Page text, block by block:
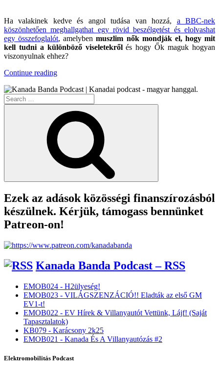
Ha valakinek kedve és angol tudása van hozzá, a BBC-nek
köszönhetően meghallgathat egy rövid beszélgetést és elolvashat
egy összefoglalót, amelybenmuszlim nők mondják el, hogy mit
kell tudni a különböző viseletekrőlés hogy Ők maguk hogyan
viszonyulnak ehhez?
Continue reading“Agyarország
Search
for:
Ezek az adások közösségi finanszírozásból
készülnek. Kérjük, támogass bennünket
Patreon-on!
Kanada Banda Podcast – RSS
EMOB024 - H2ülyeség!
EMOB023 - VILÁGSZENZÁCIÓ!! Eladták az első GM
EV1-t!
EMOB022 - EV Hírek & Villanyautót Vettünk, Lájf! (Saját
Tapasztalatok)
KB079 - Karácsony 2k25
EMOB021 - Kanada És A Villanyautózás #2
Elektromobilitás Podcast